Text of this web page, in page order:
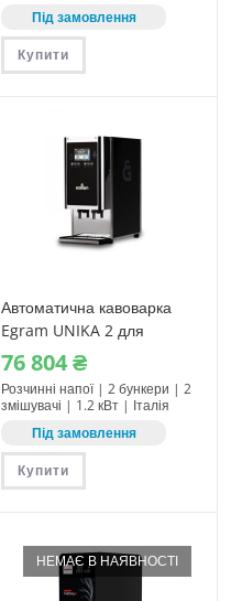
Під замовлення
Купити
Автоматична кавоварка
Egram UNIKA 2 для
розчинних напоїв
76‎ 804₴
Розчинні напої | 2 бункери | 2
змішувачі | 1.2 кВт | Італія
Під замовлення
Купити
НЕМАЄ В НАЯВНОСТІ